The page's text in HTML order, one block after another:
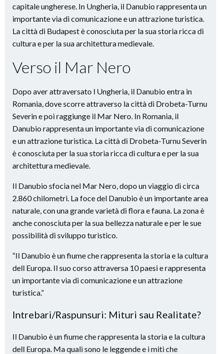
capitale ungherese. In Ungheria, il Danubio rappresenta un
importante via di comunicazione e un attrazione turistica.
La città di Budapest è conosciuta per la sua storia ricca di
cultura e per la sua architettura medievale.
Verso il Mar Nero
Dopo aver attraversato l Ungheria, il Danubio entra in
Romania, dove scorre attraverso la città di Drobeta-Turnu
Severin e poi raggiunge il Mar Nero. In Romania, il
Danubio rappresenta un importante via di comunicazione
e un attrazione turistica. La città di Drobeta-Turnu Severin
è conosciuta per la sua storia ricca di cultura e per la sua
architettura medievale.
Il Danubio sfocia nel Mar Nero, dopo un viaggio di circa
2.860 chilometri. La foce del Danubio è un importante area
naturale, con una grande varietà di flora e fauna. La zona è
anche conosciuta per la sua bellezza naturale e per le sue
possibilità di sviluppo turistico.
“Il Danubio è un fiume che rappresenta la storia e la cultura
dell Europa. Il suo corso attraversa 10 paesi e rappresenta
un importante via di comunicazione e un attrazione
turistica.”
Intrebari/Raspunsuri: Mituri sau Realitate?
Il Danubio è un fiume che rappresenta la storia e la cultura
dell Europa. Ma quali sono le leggende e i miti che